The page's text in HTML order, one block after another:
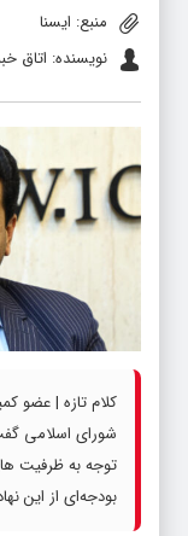
منبع: ایسنا
نویسنده: اتاق
کلام تازه | عضو
شورای اسلامی
توجه به ظرفیت
بودجه‌ای از این